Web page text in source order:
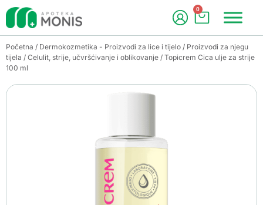
0
Početna / Dermokozmetika - Proizvodi za lice i tijelo / Proizvodi za njegu
tijela / Celulit, strije, učvršćivanje i oblikovanje / Topicrem Cica ulje za strije
100 ml